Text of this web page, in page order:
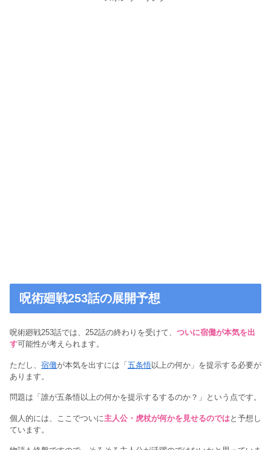
呪術廻戦253話の展開予想
呪術廻戦253話では、252話の終わりを受けて、
ついに宿儺が本気を出
す可能性が考えられます。
あります。
問題は「誰が五条悟以上の何かを提示するするのか？」という点です。
主人公・虎杖が何かを見せるのでは
ています。
物語も終盤ですので、そろそろ主人公が活躍のではないかと思っていま